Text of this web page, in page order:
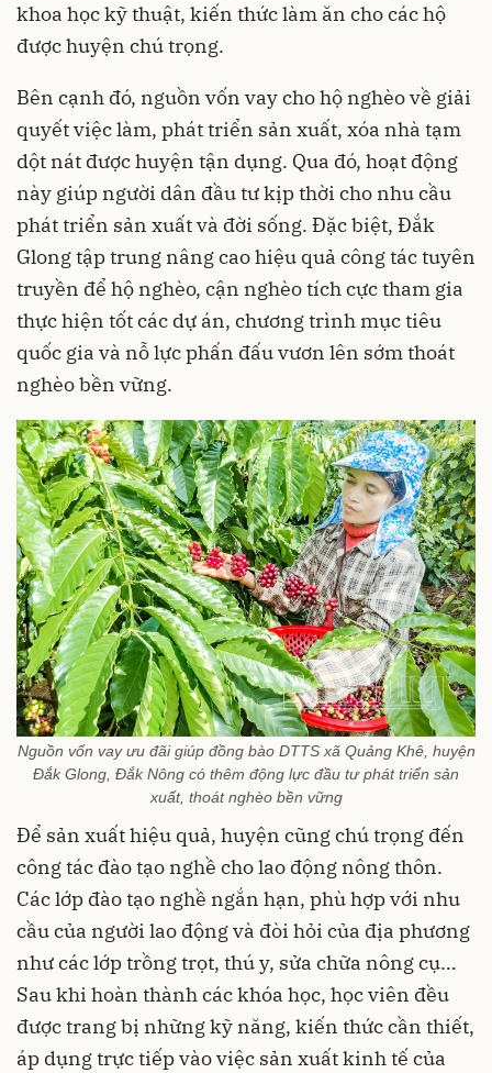
khoa học kỹ thuật, kiến thức làm ăn cho các hộ
được huyện chú trọng.
Bên cạnh đó, nguồn vốn vay cho hộ nghèo về giải
quyết việc làm, phát triển sản xuất, xóa nhà tạm
dột nát được huyện tận dụng. Qua đó, hoạt động
này giúp người dân đầu tư kịp thời cho nhu cầu
phát triển sản xuất và đời sống. Đặc biệt, Đắk
Glong tập trung nâng cao hiệu quả công tác tuyên
truyền để hộ nghèo, cận nghèo tích cực tham gia
thực hiện tốt các dự án, chương trình mục tiêu
quốc gia và nỗ lực phấn đấu vươn lên sớm thoát
nghèo bền vững.
Nguồn vốn vay ưu đãi giúp đồng bào DTTS xã Quảng Khê, huyện
Đắk Glong, Đắk Nông có thêm động lực đầu tư phát triển sản
xuất, thoát nghèo bền vững
Để sản xuất hiệu quả, huyện cũng chú trọng đến
công tác đào tạo nghề cho lao động nông thôn.
Các lớp đào tạo nghề ngắn hạn, phù hợp với nhu
cầu của người lao động và đòi hỏi của địa phương
như các lớp trồng trọt, thú y, sửa chữa nông cụ…
Sau khi hoàn thành các khóa học, học viên đều
được trang bị những kỹ năng, kiến thức cần thiết,
áp dụng trực tiếp vào việc sản xuất kinh tế của